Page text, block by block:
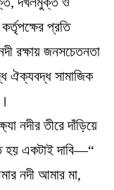
প্রতি
রক্ষায় জনসচেতনতা
ঐক্যবদ্ধ সামাজিক
নদীর তীরে দাঁড়িয়ে
হয় একটাই দাবি—“
নদী আমার মা,